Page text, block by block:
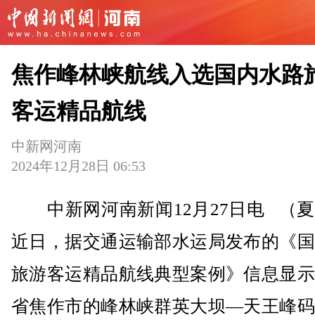
焦作峰林峡航线入选国内水路
客运精品航线
中新网河南
2024年12月28日 06:53
中新网河南新闻12月27日电 （夏
近日，据交通运输部水运局发布的《
旅游客运精品航线典型案例》信息显
省焦作市的峰林峡群英大坝—天王峰